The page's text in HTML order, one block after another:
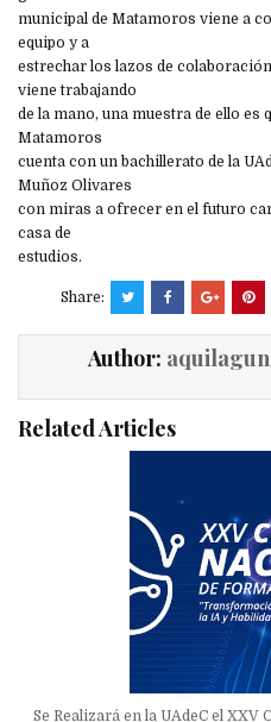
municipal de Matamoros viene a
equipo y a
estrechar los lazos de
viene trabajando
de la mano, una muestra de ello
Matamoros
cuenta con un bachillerato de la
Muñoz Olivares
con miras a ofrecer en el futuro
casa de
estudios.
Share:
Author:
Related Articles
Se Realizará en la UAdeC el